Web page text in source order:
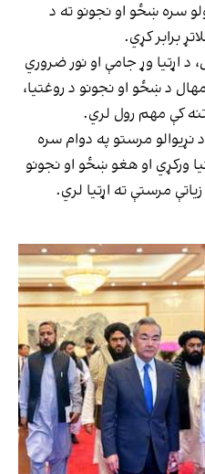
سره ښځو او نجونو ته د
برابر کړي.
وړ جامې او نور ضروري
د ښځو او نجونو د روغتیا،
کې مهم رول لري.
نړیوالو مرستو په دوام سره
ورکړي او هغو ښځو او نجونو
مرستې ته اړتیا لري.